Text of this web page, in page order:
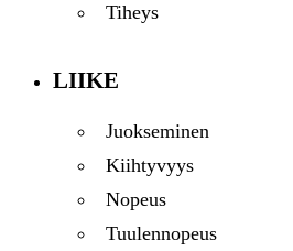
Tiheys
LIIKE
Juokseminen
Kiihtyvyys
Nopeus
Tuulennopeus